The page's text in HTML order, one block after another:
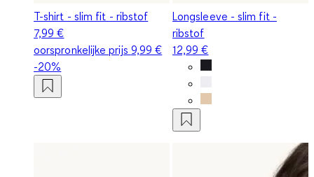
T-shirt - slim fit - ribstof
7,99 €
oorspronkelijke prijs 9,99 €
-20%
Longsleeve - slim fit -
ribstof
12,99 €